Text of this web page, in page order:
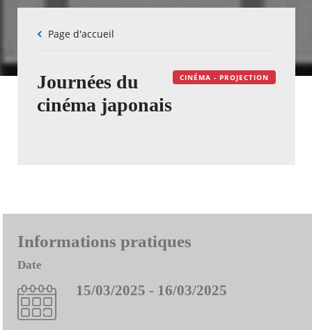
Fil
Page d'accueil
CINÉMA - PROJECTION
Journées du
cinéma japonais
Informations pratiques
Date
15/03/2025 - 16/03/2025